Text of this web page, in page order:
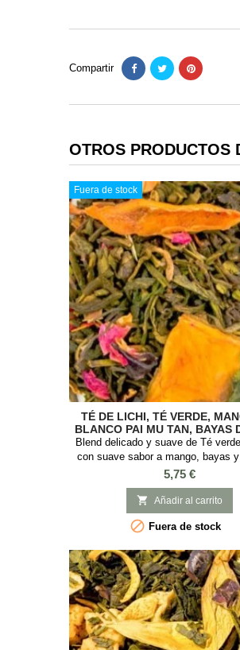
Compartir
OTROS PRODUCTOS
Fuera de stock
TÉ DE LICHI, TÉ VERDE,
BLANCO PAI MU TAN, BAYAS
FLORES DE CÁRTAMO Y
OOLONG SE CHUNG
Blend delicado y suave de Té
con suave sabor a mango, bayas
cítrico y frutal.Es una mezcla de
diurético y previene la sequedad de
siendo muy tomada en
FrutalINGREDIENTES: Té de Lichi,
Sencha, té...
Precio
5,75 €
 Añadir al carrito
 Fuera de stock